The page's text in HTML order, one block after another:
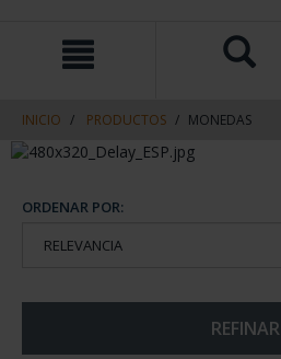
contenido
navegacin
INICIO PRODUCTOS MONEDAS
ORDENAR POR:
REFINAR